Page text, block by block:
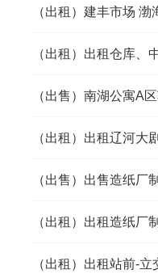
（出租）建丰市场
（出租）出租仓库、
（出售）南湖公寓A
（出售）出售造纸厂
（出租）出租站前-